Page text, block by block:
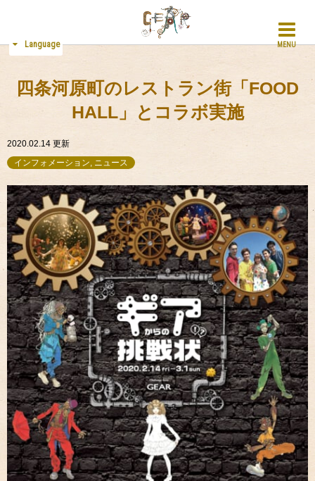
MENU
Language
四条河原町のレストラン街「FOOD
HALL」とコラボ実施
2020.02.14 更新
インフォメーション, ニュース